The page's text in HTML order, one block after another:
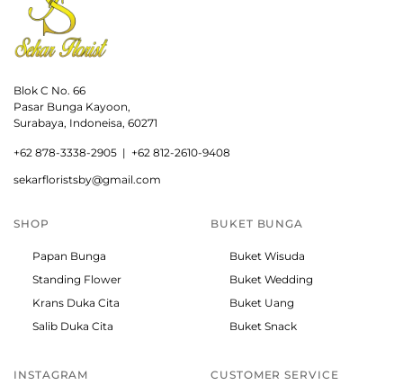
Blok C No. 66
Pasar Bunga Kayoon,
Surabaya, Indoneisa, 60271
+62 878-3338-2905 | +62 812-2610-9408
sekarfloristsby@gmail.com
SHOP
Papan Bunga
Standing Flower
Krans Duka Cita
Salib Duka Cita
BUKET BUNGA
Buket Wisuda
Buket Wedding
Buket Uang
Buket Snack
INSTAGRAM CUSTOMER SERVICE